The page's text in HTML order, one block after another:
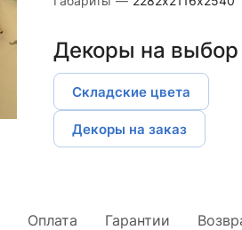
Декоры на выбор
Складские цвета
Декоры на заказ
Оплата Гарантии